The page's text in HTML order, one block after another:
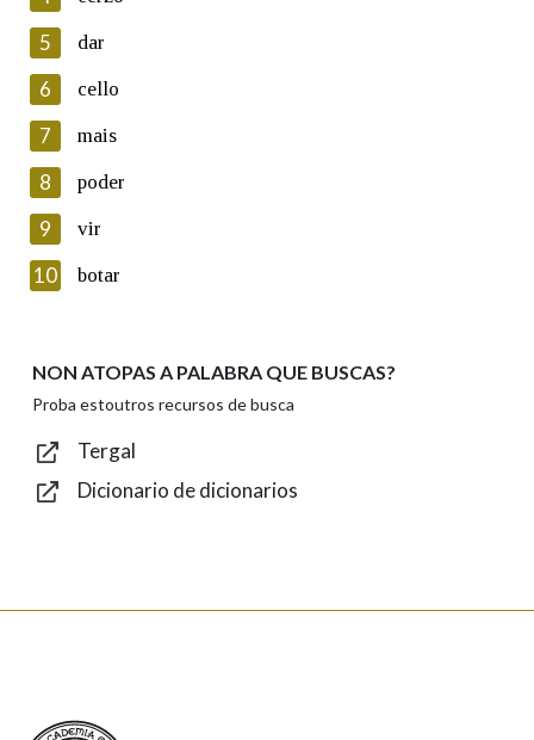
Lin e acepto as condicións da política de
Introduce o código que aparece na imaxe:
Texto de verificación
Enviar
5 dar
6 cello
7 mais
8 poder
9 vir
10 botar
NON ATOPAS A PALABRA QUE BUSCAS?
Proba estoutros recursos de busca
Tergal
Dicionario de dicionarios
Real Academia Galega